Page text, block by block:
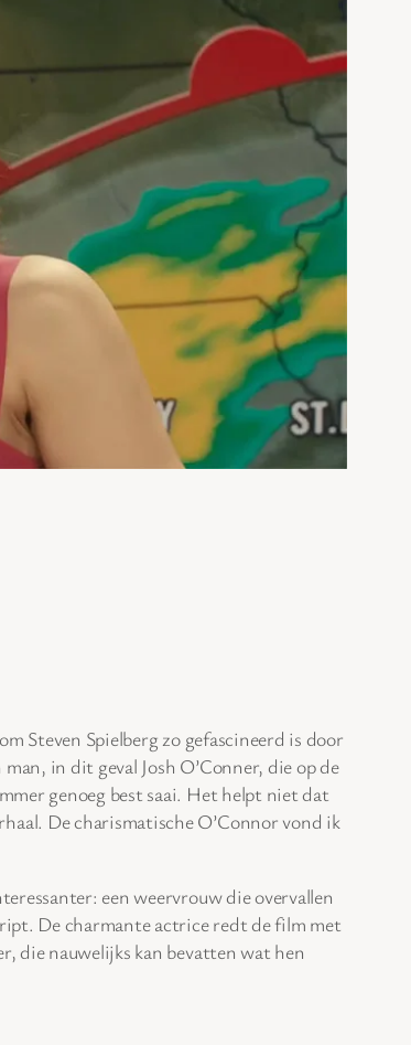
Steven Spielberg zo gefascineerd is door
in dit geval Josh O’Conner, die op de
genoeg best saai. Het helpt niet dat
De charismatische O’Connor vond ik
een weervrouw die overvallen
De charmante actrice redt de film met
die nauwelijks kan bevatten wat hen